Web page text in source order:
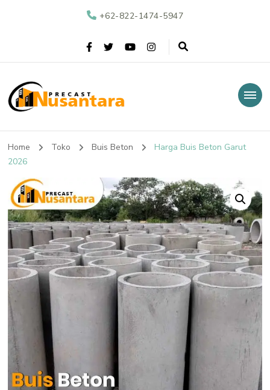
+62-822-1474-5947
Nusantara Precast
Home Toko Buis Beton
Harga Buis Beton Garut
2026